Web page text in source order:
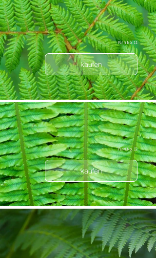
Farn No. 11
kaufen
Farn No. 12
kaufen